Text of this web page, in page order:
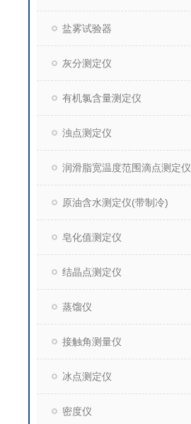
盐雾试验器
灰分测定仪
有机氯含量测定仪
浊点测定仪
润滑脂宽温度范围滴点测定仪
原油含水测定仪(带制冷)
皂化值测定仪
结晶点测定仪
蒸馏仪
接触角测量仪
冰点测定仪
密度仪